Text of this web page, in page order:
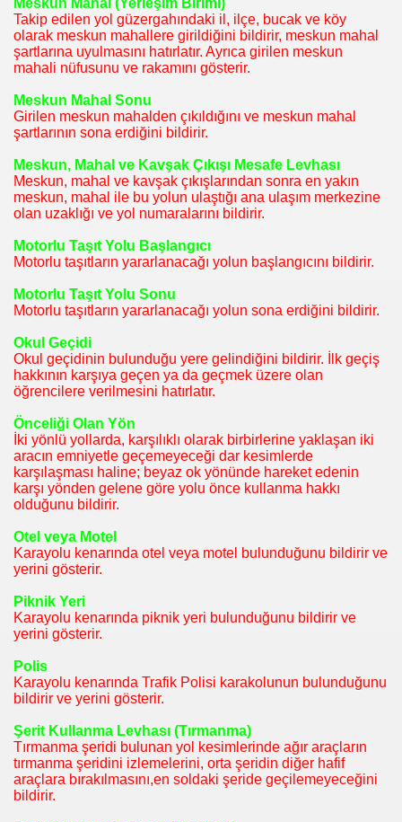
Meskun Mahal (Yerleşim Birimi)
Takip edilen yol güzergahındaki il, ilçe, bucak ve köy
olarak meskun mahallere girildiğini bildirir, meskun mahal
şartlarına uyulmasını hatırlatır. Ayrıca girilen meskun
mahali nüfusunu ve rakamını gösterir.
Meskun Mahal Sonu
Girilen meskun mahalden çıkıldığını ve meskun mahal
şartlarının sona erdiğini bildirir.
Meskun, Mahal ve Kavşak Çıkışı Mesafe Levhası
Meskun, mahal ve kavşak çıkışlarından sonra en yakın
meskun, mahal ile bu yolun ulaştığı ana ulaşım merkezine
olan uzaklığı ve yol numaralarını bildirir.
Motorlu Taşıt Yolu Başlangıcı
Motorlu taşıtların yararlanacağı yolun başlangıcını bildirir.
Motorlu Taşıt Yolu Sonu
Motorlu taşıtların yararlanacağı yolun sona erdiğini bildirir.
Okul Geçidi
Okul geçidinin bulunduğu yere gelindiğini bildirir. İlk geçiş
hakkının karşıya geçen ya da geçmek üzere olan
öğrencilere verilmesini hatırlatır.
Önceliği Olan Yön
İki yönlü yollarda, karşılıklı olarak birbirlerine yaklaşan iki
aracın emniyetle geçemeyeceği dar kesimlerde
karşılaşması haline; beyaz ok yönünde hareket edenin
karşı yönden gelene göre yolu önce kullanma hakkı
olduğunu bildirir.
Otel veya Motel
Karayolu kenarında otel veya motel bulunduğunu bildirir ve
yerini gösterir.
Piknik Yeri
Karayolu kenarında piknik yeri bulunduğunu bildirir ve
yerini gösterir.
Polis
Karayolu kenarında Trafik Polisi karakolunun bulunduğunu
bildirir ve yerini gösterir.
Şerit Kullanma Levhası (Tırmanma)
Tırmanma şeridi bulunan yol kesimlerinde ağır araçların
tırmanma şeridini izlemelerini, orta şeridin diğer hafif
araçlara bırakılmasını,en soldaki şeride geçilemeyeceğini
bildirir.
sistemi